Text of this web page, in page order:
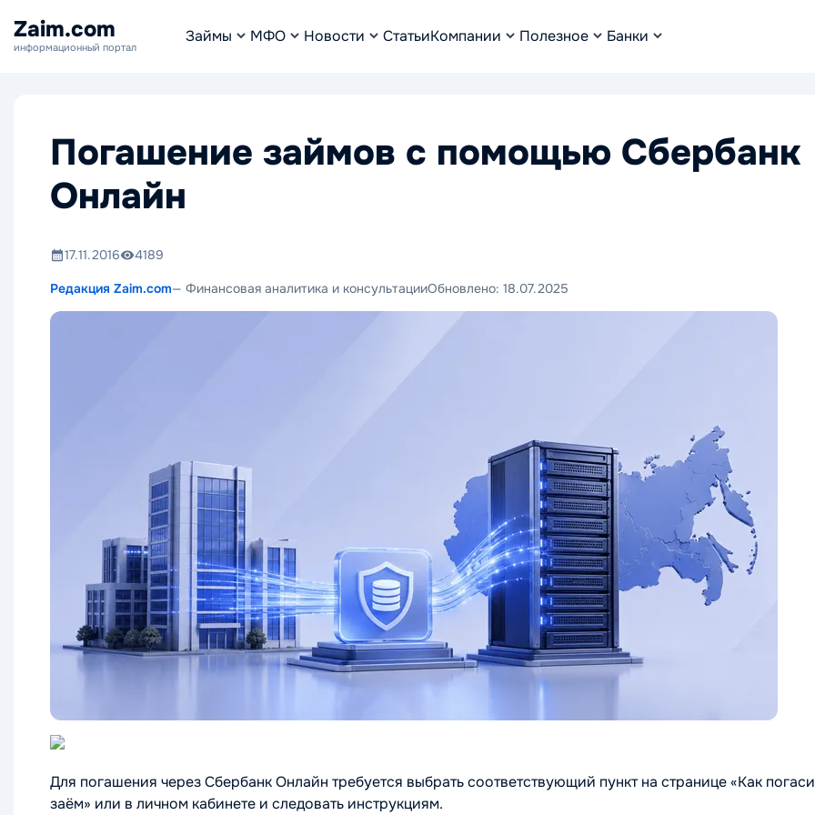
Zaim.com
информационный портал
Займы МФО Новости СтатьиКомпании Полезное Банки
Погашение займов с помощью Сбербанк
Онлайн
17.11.2016 4189
Редакция Zaim.com— Финансовая аналитика и консультацииОбновлено: 18.07.2025
Для погашения через Сбербанк Онлайн требуется выбрать соответствующий пункт на странице «Как
заём» или в личном кабинете и следовать инструкциям.